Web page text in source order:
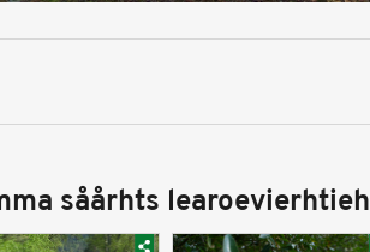
såårhts learoevierhtieh